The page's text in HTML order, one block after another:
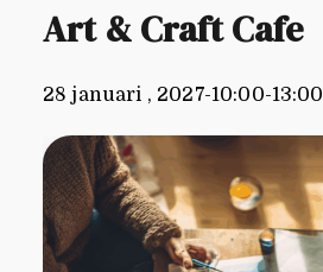
Art & Craft Cafe
28 januari , 2027-10:00-13:00